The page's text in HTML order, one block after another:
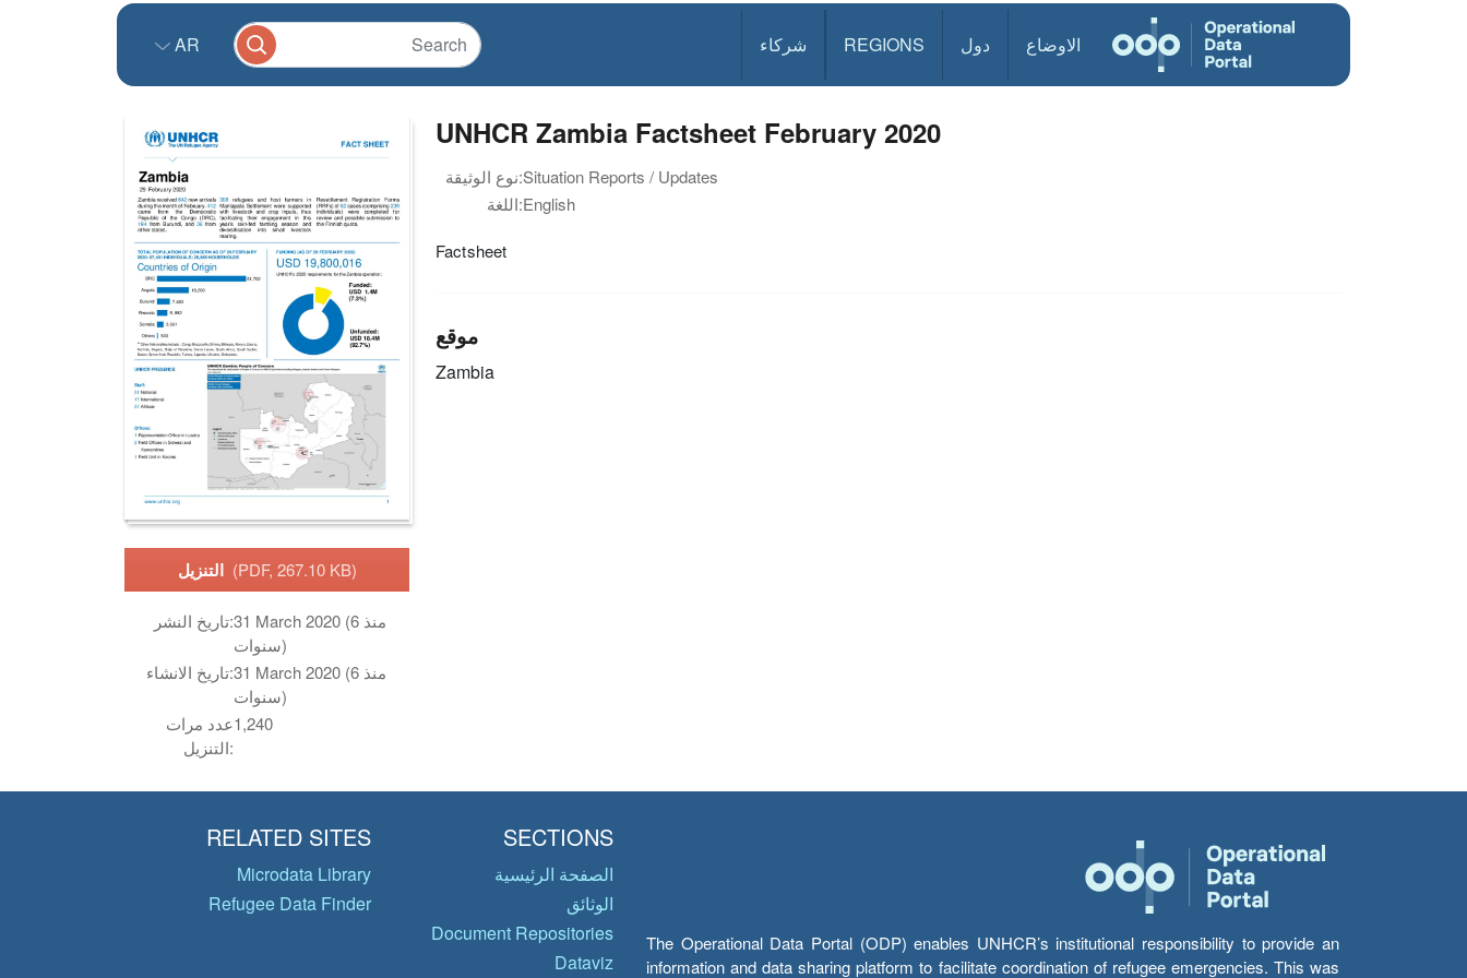
الاوضاع دول REGIONS شركاء AR
التنزيل (PDF, 267.10 KB)
تاريخ النشر:31 March 2020 (منذ 6
سنوات)
تاريخ الانشاء:31 March 2020 (منذ 6
سنوات)
عدد مرات
التنزيل:
1,240
UNHCR Zambia Factsheet February 2020
نوع الوثيقة:Situation Reports / Updates
اللغة:English
Factsheet
موقع
Zambia
The Operational Data Portal (ODP) enables UNHCR’s institutional responsibility to provide an
information and data sharing platform to facilitate coordination of refugee emergencies. This was
SECTIONS
الصفحة الرئيسية
الوثائق
Document Repositories
Dataviz
RELATED SITES
Microdata Library
Refugee Data Finder